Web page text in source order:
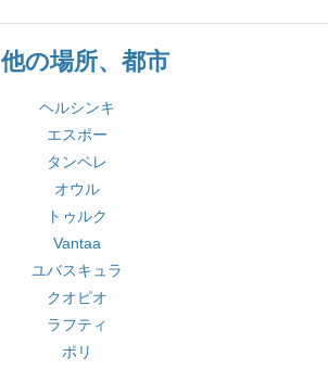
他の場所、都市
ヘルシンキ
エスポー
タンペレ
オウル
トゥルク
Vantaa
ユバスキュラ
クオピオ
ラフティ
ポリ